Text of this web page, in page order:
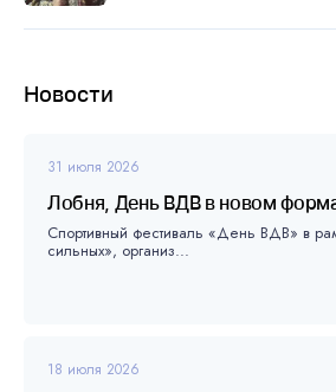
Новости
31 июля 2026
Лобня, День ВДВ в новом
Спортивный фестиваль «День ВДВ» в
сильных», организ...
18 июля 2026